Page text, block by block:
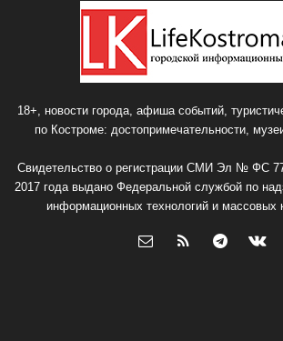
18+, новости города, афиша событий,
по Костроме: достопримечательности,
Свидетельство о регистрации СМИ Эл № ФС
2017 года выдано Федеральной службой по
информационных технологий и массовых